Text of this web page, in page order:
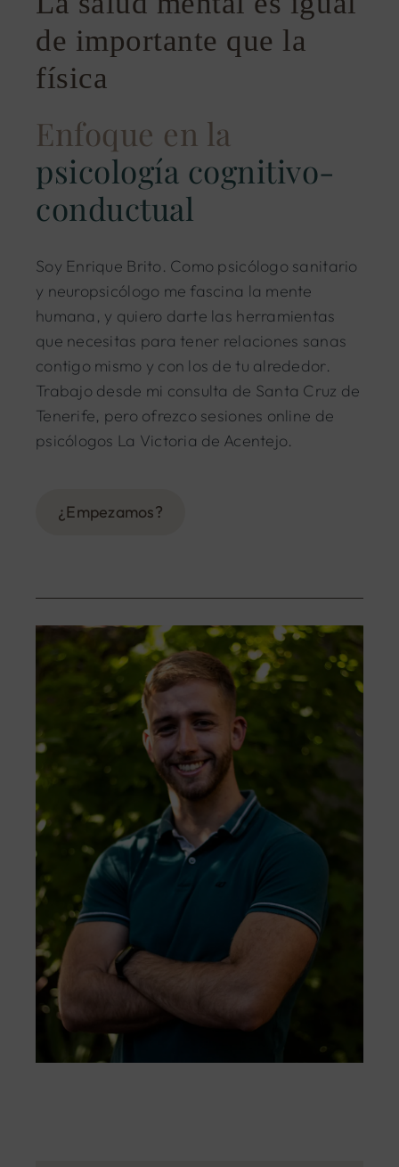
de importante que la
física
Enfoque en la
psicología cognitivo-
conductual
Soy Enrique Brito. Como psicólogo sanitario
y neuropsicólogo me fascina la mente
humana, y quiero darte las herramientas
que necesitas para tener relaciones sanas
contigo mismo y con los de tu alrededor.
Trabajo desde mi consulta de Santa Cruz de
Tenerife, pero ofrezco sesiones online de
psicólogos La Victoria de Acentejo.
¿Empezamos?